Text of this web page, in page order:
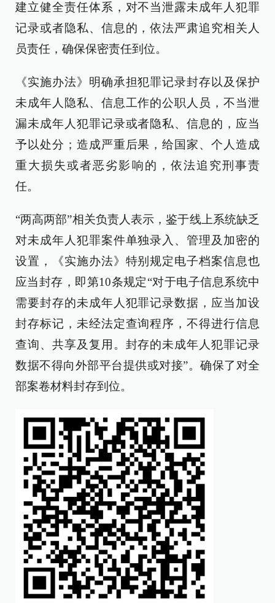
建立健全责任体系，对不当泄露未成年人犯罪
记录或者隐私、信息的，依法严肃追究相关人
员责任，确保保密责任到位。
《实施办法》明确承担犯罪记录封存以及保护
未成年人隐私、信息工作的公职人员，不当泄
漏未成年人犯罪记录或者隐私、信息的，应当
予以处分；造成严重后果，给国家、个人造成
重大损失或者恶劣影响的，依法追究刑事责
任。
“两高两部”相关负责人表示，鉴于线上系统缺乏
对未成年人犯罪案件单独录入、管理及加密的
设置，《实施办法》特别规定电子档案信息也
应当封存，即第10条规定“对于电子信息系统中
需要封存的未成年人犯罪记录数据，应当加设
封存标记，未经法定查询程序，不得进行信息
查询、共享及复用。封存的未成年人犯罪记录
数据不得向外部平台提供或对接”。确保了对全
部案卷材料封存到位。